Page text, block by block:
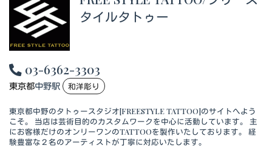
タイルタトゥー
03-6362-3303
東京都中野駅 和洋彫り
東京都中野のタトゥースタジオ[FREESTYLE TATTOO]のサイトへよう
こそ。 当店は芸術目的のカスタムワークを中心に活動しています。 主
にお客様だけのオンリーワンのTATTOOを製作いたしております。 経
験豊富な２名のアーティストが丁寧に対応いたします。